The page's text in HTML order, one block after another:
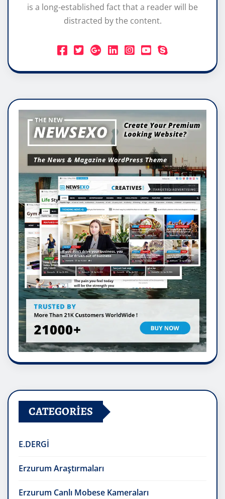
is a long-established fact that a reader will be
distracted by the content.
CATEGORIES
E.DERGİ
Erzurum Araştırmaları
Erzurum Canlı Mobese Kameraları